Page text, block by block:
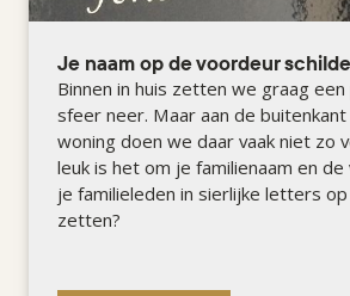
Je naam op de voordeur
Binnen in huis zetten we graag
sfeer neer. Maar aan de buitenkant
woning doen we daar vaak niet zo
leuk is het om je familienaam en de
je familieleden in sierlijke letters
zetten?